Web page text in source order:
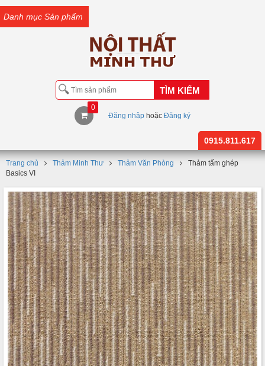
TÌM KIẾM
0
Đăng nhập hoặc Đăng ký
0915.811.617
Trang chủ Thảm Minh Thư Thảm Văn Phòng
Thảm tấm ghép
Basics VI
Danh mục Sản phẩm